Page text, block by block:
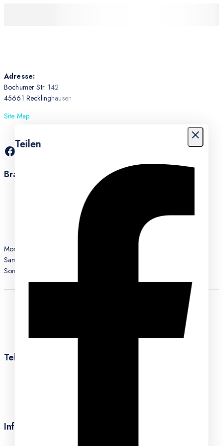
Adresse:
Bochumer Str. 142
45661 Recklinghausen
Site Map
Brauchen Sie Hilfe?
+49 2361 9919143
Montag – Freitag : 10:00 - 18:30
Samstag : 10:00 - 16:00
Sonntag : Geschlossen
Teknocell
Information
Teilen